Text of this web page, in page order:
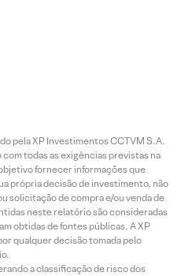
pela XP Investimentos CCTVM S.A.
todas as exigências previstas na
fornecer informações que
própria decisão de investimento, não
solicitação de compra e/ou venda de
neste relatório são consideradas
obtidas de fontes públicas. A XP
qualquer decisão tomada pelo
a classificação de risco dos